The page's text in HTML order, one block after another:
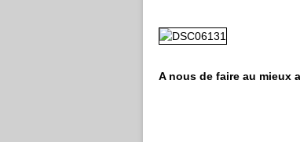
A nous de faire au mieux